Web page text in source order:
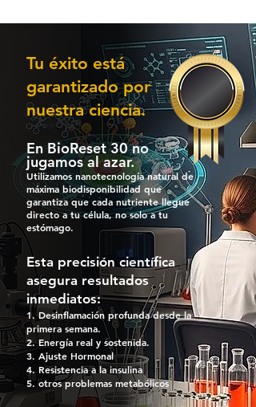
Tu éxito está
garantizado por
nuestra ciencia.
En BioReset 30 no
jugamos al azar.
Utilizamos nanotecnología natural de
máxima biodisponibilidad que
garantiza que cada nutriente llegue
directo a tu célula, no solo a tu
estómago.
Esta precisión científica
asegura resultados
inmediatos:
Desinflamación profunda desde la
primera semana.
Energía real y sostenida.
Ajuste Hormonal
Resistencia a la insulina
otros problemas metabólicos